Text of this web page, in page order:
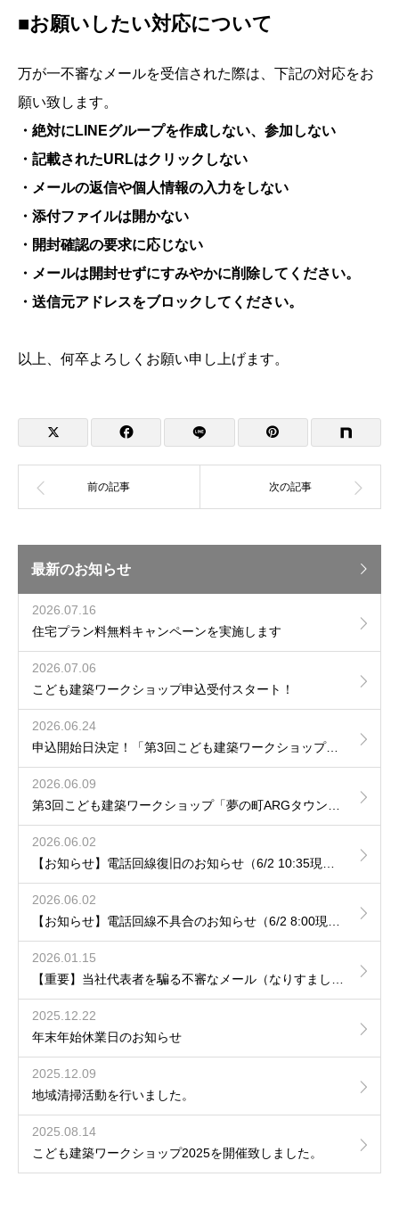
■お願いしたい対応について
万が一不審なメールを受信された際は、下記の対応をお
願い致します。
・絶対にLINEグループを作成しない、参加しない
・記載されたURLはクリックしない
・メールの返信や個人情報の入力をしない
・添付ファイルは開かない
・開封確認の要求に応じない
・メールは開封せずにすみやかに削除してください。
・送信元アドレスをブロックしてください。
以上、何卒よろしくお願い申し上げます。
最新のお知らせ
2026.07.16
住宅プラン料無料キャンペーンを実施します
2026.07.06
こども建築ワークショップ申込受付スタート！
2026.06.24
申込開始日決定！「第3回こども建築ワークショップ夢の町ARGタウンをつくろう！」
2026.06.09
2026.06.02
2026.06.02
2026.01.15
2025.12.22
年末年始休業日のお知らせ
2025.12.09
地域清掃活動を行いました。
2025.08.14
こども建築ワークショップ2025を開催致しました。